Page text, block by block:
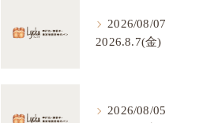
2026/08/07
2026.8.7(金)
2026/08/05